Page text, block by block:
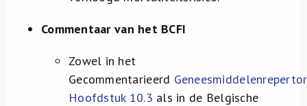
Commentaar van het BCFI
Zowel in het
Gecommentarieerd
Hoofdstuk 10.3 als in de Belgische